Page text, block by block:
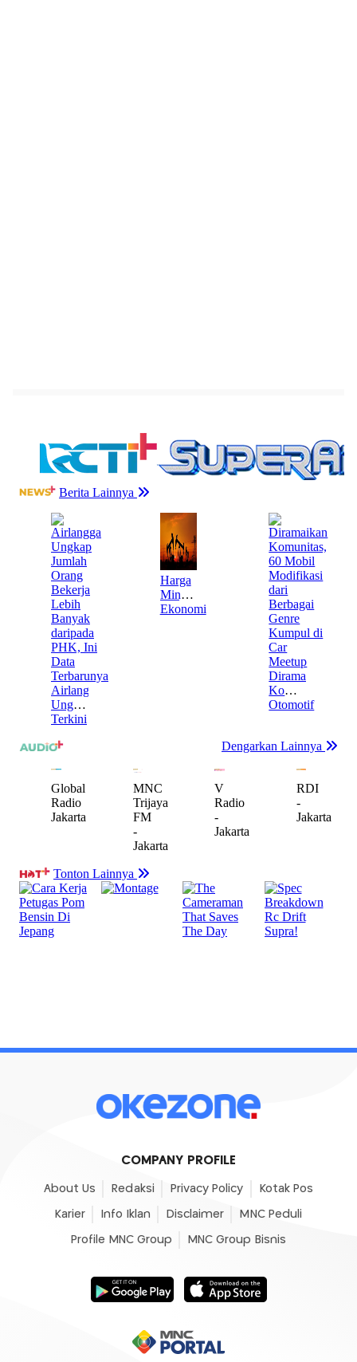
COMPANY PROFILE
About Us Redaksi Privacy Policy Kotak Pos
Karier Info Iklan Disclaimer MNC Peduli
Profile MNC Group MNC Group Bisnis